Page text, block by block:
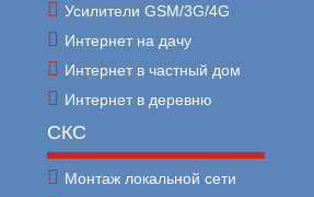
Усилители GSM/3G/4G
Интернет на дачу
Интернет в частный дом
Интернет в деревню
СКС
Монтаж локальной сети